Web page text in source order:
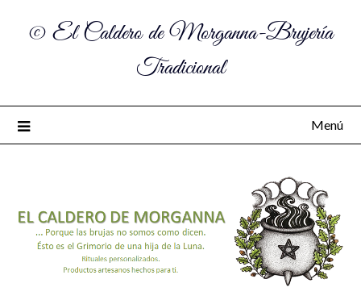
© El Caldero de Morganna-Brujería
Tradicional
Menú